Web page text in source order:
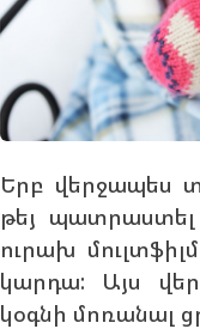
Երբ վերջապես
թեյ պատրաստել
ուրախ
կարդա: Այս
կօգնի մոռանալ